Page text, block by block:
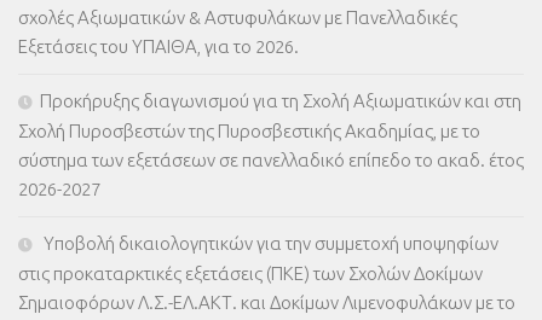
σχολές Αξιωματικών & Αστυφυλάκων με Πανελλαδικές
Εξετάσεις του ΥΠΑΙΘΑ, για το 2026.
Προκήρυξης διαγωνισμού για τη Σχολή Αξιωματικών και στη
Σχολή Πυροσβεστών της Πυροσβεστικής Ακαδημίας, με το
σύστημα των εξετάσεων σε πανελλαδικό επίπεδο το ακαδ. έτος
2026-2027
Υποβολή δικαιολογητικών για την συμμετοχή υποψηφίων
στις προκαταρκτικές εξετάσεις (ΠΚΕ) των Σχολών Δοκίμων
Σημαιοφόρων Λ.Σ.-ΕΛ.ΑΚΤ. και Δοκίμων Λιμενοφυλάκων με το